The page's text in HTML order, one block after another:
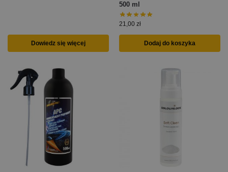
Dowiedz się więcej
500 ml
21,00 zł
Dodaj do koszyka